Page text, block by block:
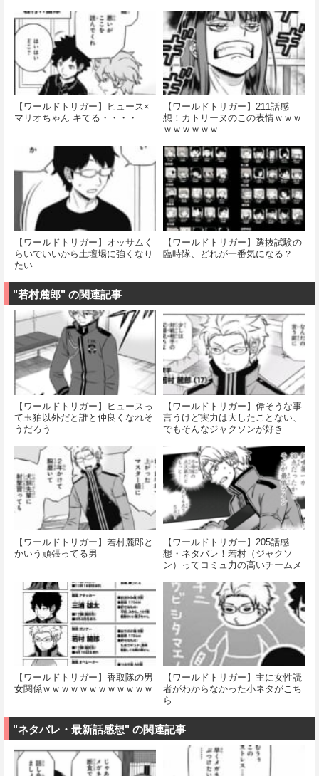
【ワールドトリガー】ヒュース×
マリオちゃん キてる・・・・
【ワールドトリガー】211話感
想！カトリーヌのこの表情ｗｗｗ
ｗｗｗｗｗｗ
【ワールドトリガー】オッサムく
らいでいいから土壇場に強くなり
たい
【ワールドトリガー】選抜試験の
臨時隊、どれが一番気になる？
"若村麓郎" の関連記事
【ワールドトリガー】ヒュースっ
て玉狛以外だと誰と仲良くなれそ
うだろう
【ワールドトリガー】偉そうな事
言うけど実力は大したことない、
でもそんなジャクソンが好き
【ワールドトリガー】若村麓郎と
かいう頑張ってる男
【ワールドトリガー】205話感
想・ネタバレ！若村（ジャクソ
ン）ってコミュ力の高いチームメ
【ワールドトリガー】香取隊の男
女関係ｗｗｗｗｗｗｗｗｗｗｗｗ
【ワールドトリガー】主に女性読
者がわからなかった小ネタがこち
ら
"ネタバレ・最新話感想" の関連記事